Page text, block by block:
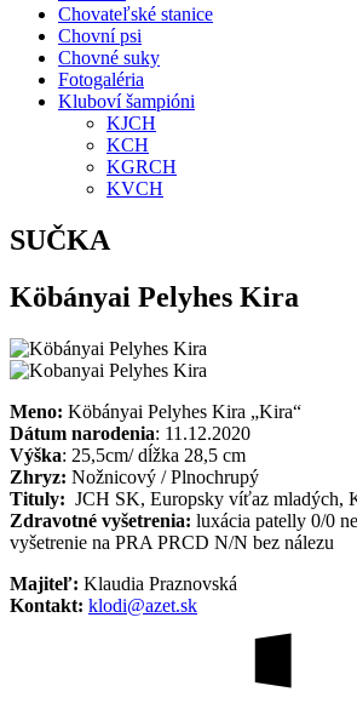
Chovateľské stanice
Chovní psi
Chovné suky
Fotogaléria
Kluboví šampióni
KJCH
KCH
KGRCH
KVCH
SUČKA
Köbányai Pelyhes Kira
Meno: Köbányai Pelyhes Kira „Kira“
Dátum narodenia: 11.12.2020
Výška: 25,5cm/ dĺžka 28,5 cm
Zhryz: Nožnicový / Plnochrupý
Tituly: JCH SK, Europsky víťaz mladých,
Zdravotné vyšetrenia: luxácia patelly 0/0
vyšetrenie na PRA PRCD N/N bez nálezu
Majiteľ: Klaudia Praznovská
Kontakt: klodi@azet.sk